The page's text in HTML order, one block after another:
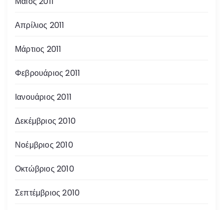
Απρίλιος 2011
Μάρτιος 2011
Φεβρουάριος 2011
Ιανουάριος 2011
Δεκέμβριος 2010
Νοέμβριος 2010
Οκτώβριος 2010
Σεπτέμβριος 2010